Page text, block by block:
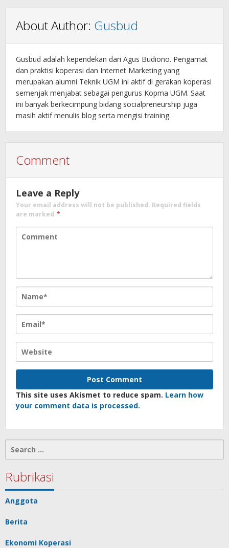
About Author: Gusbud
Gusbud adalah kependekan dari Agus Budiono. Pengamat
dan praktisi koperasi dan Internet Marketing yang
merupakan alumni Teknik UGM ini aktif di gerakan koperasi
semenjak menjabat sebagai pengurus Kopma UGM. Saat
ini banyak berkecimpung bidang socialpreneurship juga
masih aktif menulis blog serta mengisi training.
Comment
Leave a Reply
Your email address will not be published. Required fields
are marked *
This site uses Akismet to reduce spam. Learn how
your comment data is processed.
for:
Rubrikasi
Anggota
Berita
Ekonomi Koperasi